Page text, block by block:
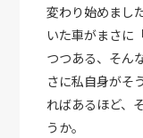
変わり始めまし
いた車がまさに
つつある、そん
さに私自身がそ
ればあるほど、
うか。